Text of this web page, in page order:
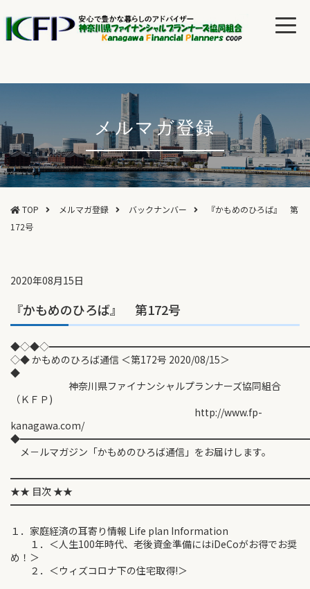
メルマガ登録
TOP メルマガ登録 バックナンバー
『かもめのひろば』 第
172号
2020年08月15日
『かもめのひろば』 第172号
◇◆ かもめのひろば通信 ＜第172号 2020/08/15＞
◆
神奈川県ファイナンシャルプランナーズ協同組合
（ＫＦＰ)
http://www.fp-
kanagawa.com/
メ－ルマガジン「かもめのひろば通信」をお届けします。
★★ 目次 ★★
１．家庭経済の耳寄り情報 Life plan Information
１．＜人生100年時代、老後資金準備にはiDeCoがお得でお奨
め！＞
２．＜ウィズコロナ下の住宅取得!＞